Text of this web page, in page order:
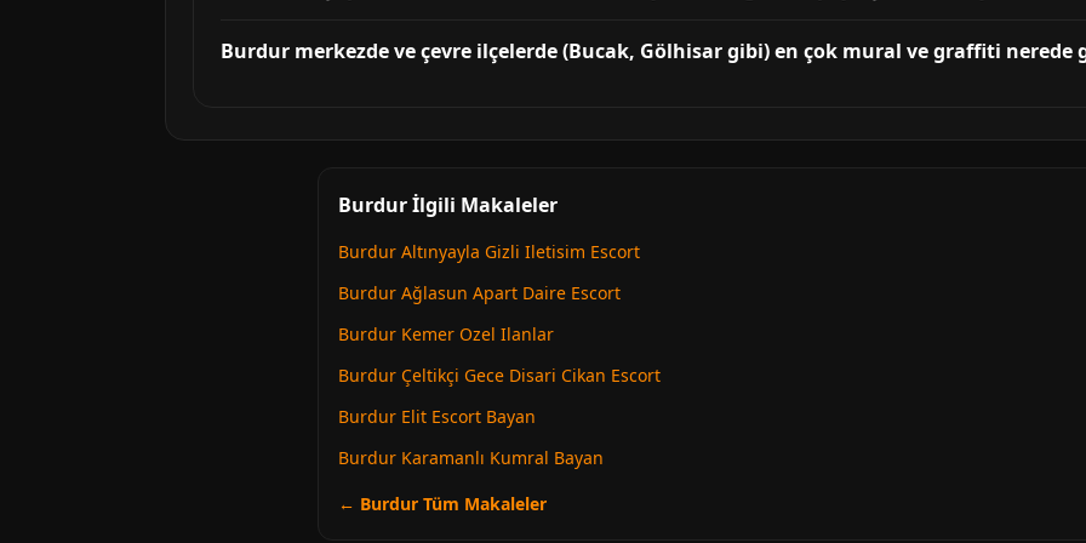
Burdur merkezde ve çevre ilçelerde (Bucak, Gölhisar gibi) en çok mural ve graffiti nerede
Burdur İlgili Makaleler
Burdur Altınyayla Gizli Iletisim Escort
Burdur Ağlasun Apart Daire Escort
Burdur Kemer Ozel Ilanlar
Burdur Çeltikçi Gece Disari Cikan Escort
Burdur Elit Escort Bayan
Burdur Karamanlı Kumral Bayan
← Burdur Tüm Makaleler